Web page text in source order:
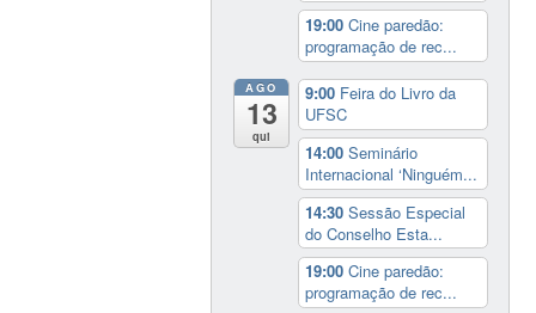
19:00Cine paredão:
programação de rec...
AGO
13
qui
9:00 Feira do Livro da
UFSC
14:00Seminário
Internacional ‘Ninguém...
14:30Sessão Especial
do Conselho Esta...
19:00Cine paredão:
programação de rec...